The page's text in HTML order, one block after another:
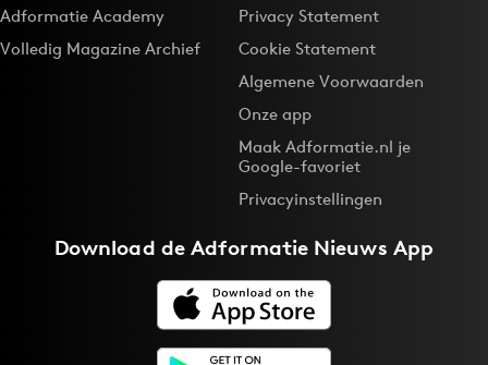
Adformatie Academy
Volledig Magazine Archief
Privacy Statement
Cookie Statement
Algemene Voorwaarden
Onze app
Maak Adformatie.nl je
Google-favoriet
Privacyinstellingen
Download deAdformatie Nieuws App